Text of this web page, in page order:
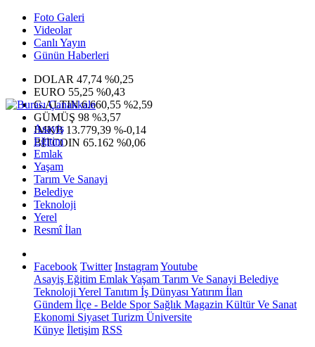
Foto Galeri
Videolar
Canlı Yayın
Günün Haberleri
DOLAR 47,74 %0,25
EURO 55,25 %0,43
G.ALTIN6.660,55 %2,59
GÜMÜŞ 98 %3,57
IMKB 13.779,39 %-0,14
BITCOIN 65.162 %0,06
Asayiş
Eğitim
Emlak
Yaşam
Tarım Ve Sanayi
Belediye
Teknoloji
Yerel
Resmî İlan
Facebook Twitter InstagramYoutube
Asayiş Eğitim EmlakYaşam Tarım Ve Sanayi Belediye
Teknoloji Yerel Tanıtım İş Dünyası Yatırım İlan
Gündem İlçe - Belde SporSağlık Magazin Kültür Ve Sanat
Ekonomi Siyaset Turizm Üniversite
Künye İletişim RSS